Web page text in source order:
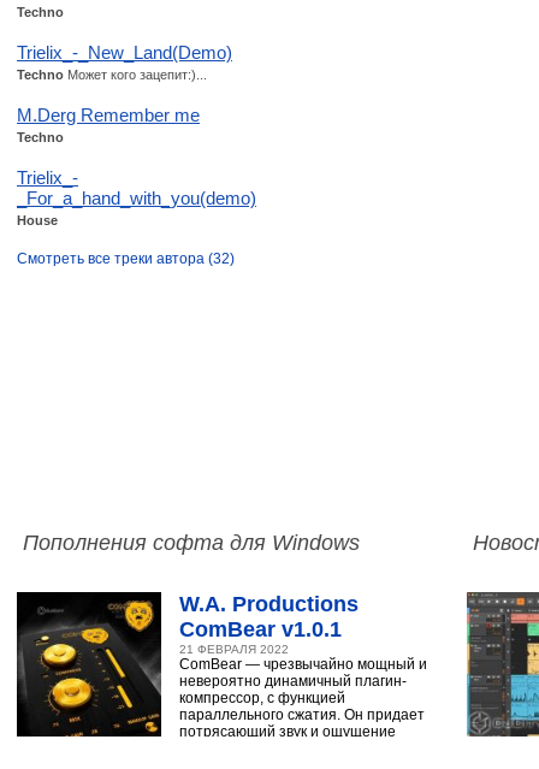
Techno
Trielix_-_New_Land(Demo)
Techno Может кого зацепит:)...
M.Derg Remember me
Techno
Trielix_-
_For_a_hand_with_you(demo)
House
Смотреть все треки автора (32)
Пополнения софта для Windows
W.A. Productions
ComBear v1.0.1
21 ФЕВРАЛЯ 2022
ComBear — чрезвычайно мощный и
невероятно динамичный плагин-
компрессор, с функцией
параллельного сжатия. Он придает
потрясающий звук и ощущение